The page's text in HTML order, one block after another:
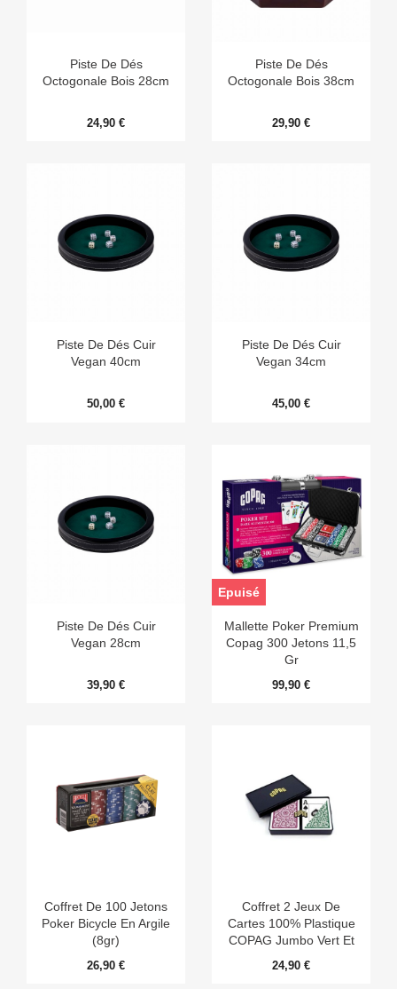
Piste De Dés
Octogonale Bois 28cm
24,90 €
Piste De Dés
Octogonale Bois 38cm
29,90 €
Piste De Dés Cuir
Vegan 40cm
50,00 €
Piste De Dés Cuir
Vegan 34cm
45,00 €
Piste De Dés Cuir
Vegan 28cm
39,90 €
Mallette Poker Premium
Copag 300 Jetons 11,5
Gr
99,90 €
Epuisé
Coffret De 100 Jetons
Poker Bicycle En Argile
(8gr)
26,90 €
Coffret 2 Jeux De
Cartes 100% Plastique
COPAG Jumbo Vert Et
24,90 €